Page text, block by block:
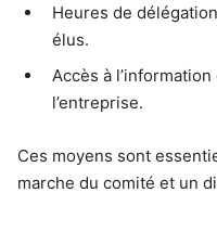
Heures de
élus.
Accès à
l’entreprise.
Ces moyens sont
marche du comité et un